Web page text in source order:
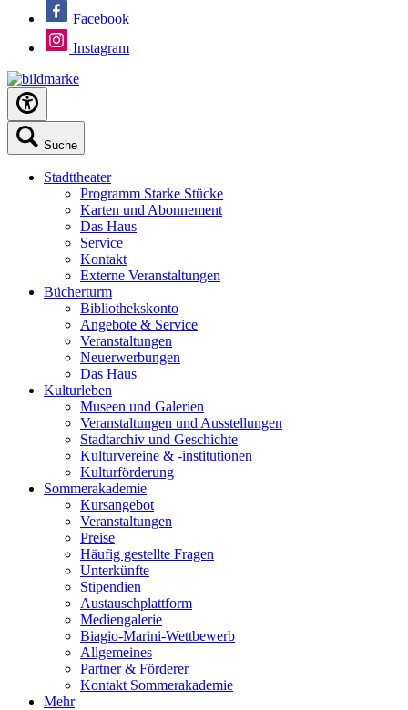
Facebook
Instagram
Suche
Stadttheater
Programm Starke Stücke
Karten und Abonnement
Das Haus
Service
Kontakt
Externe Veranstaltungen
Bücherturm
Bibliothekskonto
Angebote & Service
Veranstaltungen
Neuerwerbungen
Das Haus
Kulturleben
Museen und Galerien
Veranstaltungen und Ausstellungen
Stadtarchiv und Geschichte
Kulturvereine & -institutionen
Kulturförderung
Sommerakademie
Kursangebot
Veranstaltungen
Preise
Häufig gestellte Fragen
Unterkünfte
Stipendien
Austauschplattform
Mediengalerie
Biagio-Marini-Wettbewerb
Allgemeines
Partner & Förderer
Kontakt Sommerakademie
Mehr